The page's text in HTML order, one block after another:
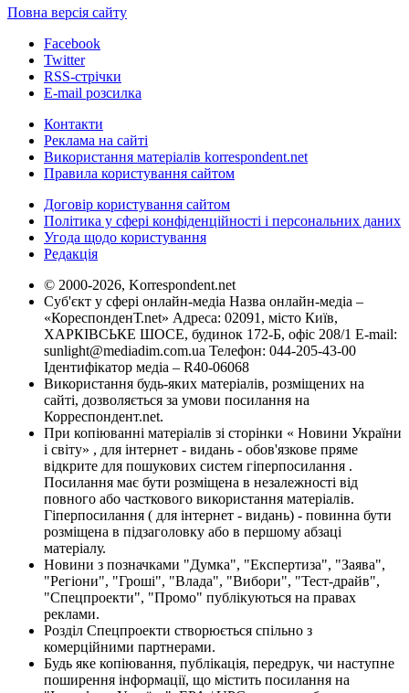
Повна версія сайту
Facebook
Twitter
RSS-стрічки
E-mail розсилка
Контакти
Реклама на сайті
Використання матеріалів korrespondent.net
Правила користування сайтом
Договір користування сайтом
Політика у сфері конфіденційності і персональних даних
Угода щодо користування
Редакція
© 2000-2026, Korrespondent.net
Суб'єкт у сфері онлайн-медіа Назва онлайн-медіа –
«КореспонденТ.net» Адреса: 02091, місто Київ,
ХАРКІВСЬКЕ ШОСЕ, будинок 172-Б, офіс 208/1 E-mail:
sunlight@mediadim.com.ua Телефон: 044-205-43-00
Ідентифікатор медіа – R40-06068
Використання будь-яких матеріалів, розміщених на
сайті, дозволяється за умови посилання на
Корреспондент.net.
При копіюванні матеріалів зі сторінки « Новини України
і світу» , для інтернет - видань - обов'язкове пряме
відкрите для пошукових систем гіперпосилання .
Посилання має бути розміщена в незалежності від
повного або часткового використання матеріалів.
Гіперпосилання ( для інтернет - видань) - повинна бути
розміщена в підзаголовку або в першому абзаці
матеріалу.
Новини з позначками "Думка", "Експертиза", "Заява",
"Регіони", "Гроші", "Влада", "Вибори", "Тест-драйв",
"Спецпроекти", "Промо" публікуються на правах
реклами.
Розділ Спецпроекти створюється спільно з
комерційними партнерами.
Будь яке копіювання, публікація, передрук, чи наступне
поширення інформації, що містить посилання на